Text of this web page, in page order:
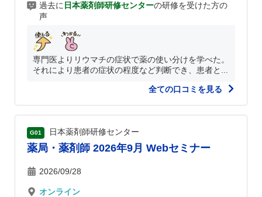
過去に 日本薬剤師研修センターの研修を受けた方の
声
専門医よりリウマチの症状で薬の使い分けを学べた。
それにより患者の症状の程度など判断でき、患者と...
全ての口コミを見る
G01 日本薬剤師研修センター
薬局・薬剤師 2026年9月 Webセミナー
2026/09/28
オンライン